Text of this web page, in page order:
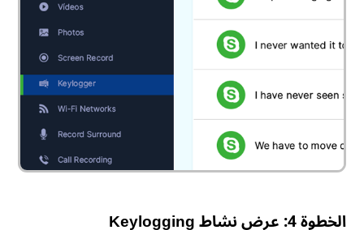
الخطوة 4: عرض نشاط Keylogging